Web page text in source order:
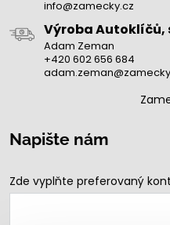
info@zamecky.cz
Výroba Autoklíčů,
Adam Zeman
+420 602 656 684
Napište nám
Zde vyplňte preferovaný